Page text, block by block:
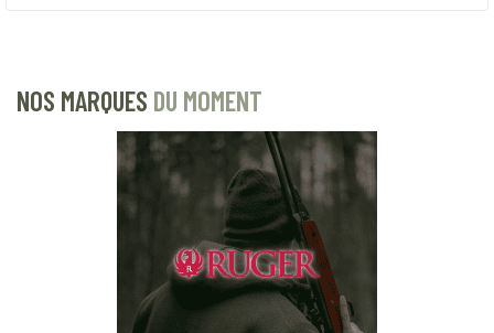
NOS MARQUES DU MOMENT